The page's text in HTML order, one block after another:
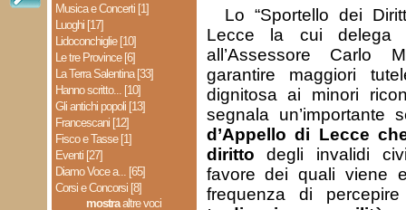
Musica e Concerti [1]
Luoghi [17]
Lidoconchiglie [10]
Le tre Province [6]
La Terra Salentina [33]
Hanno scritto... [10]
Gli antichi popoli [13]
Francescani [12]
Fisco e Tasse [1]
Eventi [27]
Diamo Voce a... [65]
Corsi e Concorsi [8]
mostraaltre voci
Lo “Sportello dei
Lecce la cui delega
all’Assessore Carlo
garantire maggiori
dignitosa ai minori
segnala un’importante
d’Appello di Lecce
diritto degli invalidi
favore dei quali viene
frequenza di